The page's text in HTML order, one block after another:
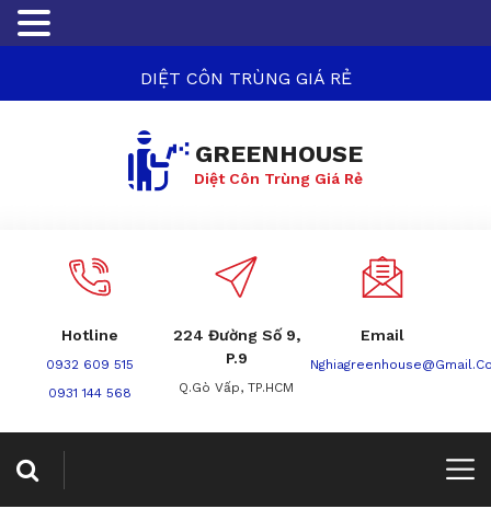
DIỆT CÔN TRÙNG GIÁ RẺ
GREENHOUSE
Diệt Côn Trùng Giá Rẻ
Hotline
0932 609 515
0931 144 568
224 Đường Số 9,
P.9
Q.Gò Vấp, TP.HCM
Email